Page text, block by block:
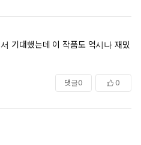
기대했는데 이 작품도 역시나 재밌
댓글0 0